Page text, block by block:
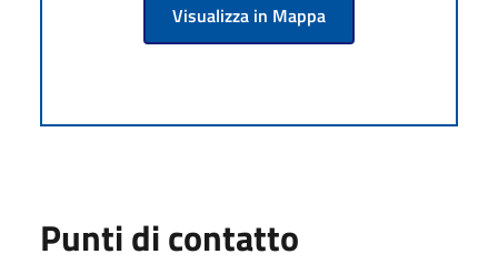
Visualizza in Mappa
Punti di contatto